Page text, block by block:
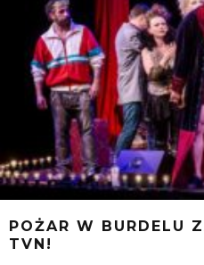
POŻAR W BURDELU
TVN!